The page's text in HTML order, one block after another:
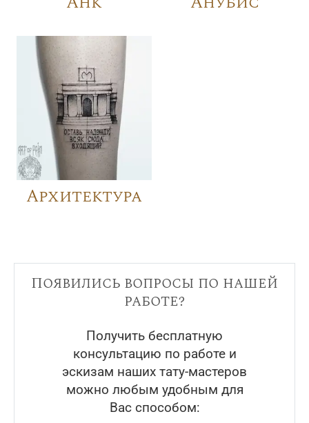
Архитектура
Появились вопросы по нашей
работе?
Получить бесплатную
консультацию по работе и
эскизам наших тату-мастеров
можно любым удобным для
Вас способом: